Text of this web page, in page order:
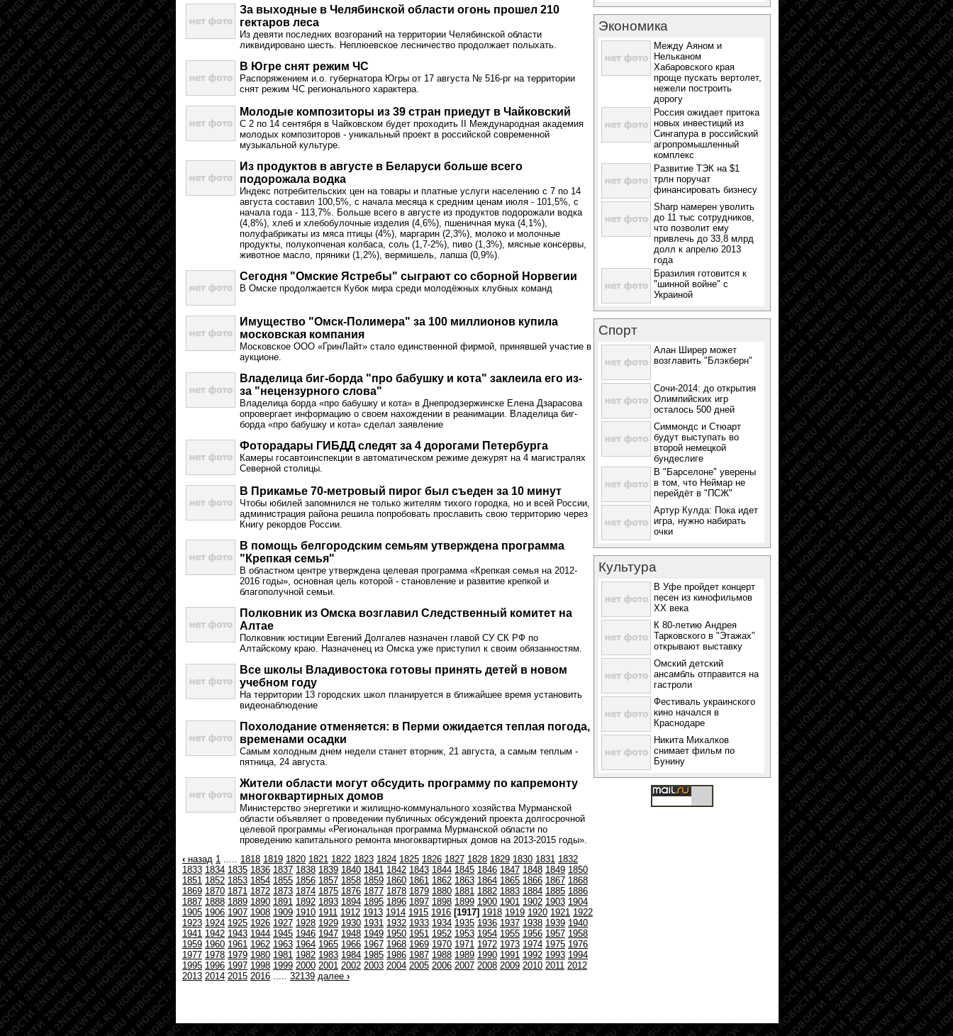
За выходные в Челябинской области огонь прошел 210
гектаров леса
Из девяти последних возгораний на территории Челябинской области
ликвидировано шесть. Неплюевское лесничество продолжает полыхать.
В Югре снят режим ЧС
Распоряжением и.о. губернатора Югры от 17 августа № 516-рг на территории
снят режим ЧС регионального характера.
Молодые композиторы из 39 стран приедут в Чайковский
С 2 по 14 сентября в Чайковском будет проходить II Международная академия
молодых композиторов - уникальный проект в российской современной
музыкальной культуре.
Из продуктов в августе в Беларуси больше всего
подорожала водка
Индекс потребительских цен на товары и платные услуги населению с 7 по 14
августа составил 100,5%, с начала месяца к средним ценам июля - 101,5%, с
начала года - 113,7%. Больше всего в августе из продуктов подорожали водка
(4,8%), хлеб и хлебобулочные изделия (4,6%), пшеничная мука (4,1%),
полуфабрикаты из мяса птицы (4%), маргарин (2,3%), молоко и молочные
продукты, полукопченая колбаса, соль (1,7-2%), пиво (1,3%), мясные консервы,
животное масло, пряники (1,2%), вермишель, лапша (0,9%).
Сегодня "Омские Ястребы" сыграют со сборной Норвегии
В Омске продолжается Кубок мира среди молодёжных клубных команд
Имущество "Омск-Полимера" за 100 миллионов купила
московская компания
Московское ООО «ГринЛайт» стало единственной фирмой, принявшей участие в
аукционе.
Владелица биг-борда "про бабушку и кота" заклеила его из-
за "нецензурного слова"
Владелица борда «про бабушку и кота» в Днепродзержинске Елена Дзарасова
опровергает информацию о своем нахождении в реанимации. Владелица биг-
борда «про бабушку и кота» сделал заявление
Фоторадары ГИБДД следят за 4 дорогами Петербурга
Камеры госавтоинспекции в автоматическом режиме дежурят на 4 магистралях
Северной столицы.
В Прикамье 70-метровый пирог был съеден за 10 минут
Чтобы юбилей запомнился не только жителям тихого городка, но и всей России,
администрация района решила попробовать прославить свою территорию через
Книгу рекордов России.
В помощь белгородским семьям утверждена программа
"Крепкая семья"
В областном центре утверждена целевая программа «Крепкая семья на 2012-
2016 годы», основная цель которой - становление и развитие крепкой и
благополучной семьи.
Полковник из Омска возглавил Следственный комитет на
Алтае
Полковник юстиции Евгений Долгалев назначен главой СУ СК РФ по
Алтайскому краю. Назначенец из Омска уже приступил к своим обязанностям.
Все школы Владивостока готовы принять детей в новом
учебном году
На территории 13 городских школ планируется в ближайшее время установить
видеонаблюдение
Похолодание отменяется: в Перми ожидается теплая погода,
временами осадки
Самым холодным днем недели станет вторник, 21 августа, а самым теплым -
пятница, 24 августа.
Жители области могут обсудить программу по капремонту
многоквартирных домов
Министерство энергетики и жилищно-коммунального хозяйства Мурманской
области объявляет о проведении публичных обсуждений проекта долгосрочной
целевой программы «Региональная программа Мурманской области по
проведению капитального ремонта многоквартирных домов на 2013-2015 годы».
‹ назад 1 ..... 1818 1819 1820 1821 1822 1823 1824 1825 1826 1827 1828 1829 1830 1831 1832
1833 1834 1835 1836 1837 1838 1839 1840 1841 1842 1843 1844 1845 1846 1847 1848 1849 1850
1851 1852 1853 1854 1855 1856 1857 1858 1859 1860 1861 1862 1863 1864 1865 1866 1867 1868
1869 1870 1871 1872 1873 1874 1875 1876 1877 1878 1879 1880 1881 1882 1883 1884 1885 1886
1887 1888 1889 1890 1891 1892 1893 1894 1895 1896 1897 1898 1899 1900 1901 1902 1903 1904
1905 1906 1907 1908 1909 1910 1911 1912 1913 1914 1915 1916 [1917] 1918 1919 1920 1921 1922
1923 1924 1925 1926 1927 1928 1929 1930 1931 1932 1933 1934 1935 1936 1937 1938 1939 1940
1941 1942 1943 1944 1945 1946 1947 1948 1949 1950 1951 1952 1953 1954 1955 1956 1957 1958
1959 1960 1961 1962 1963 1964 1965 1966 1967 1968 1969 1970 1971 1972 1973 1974 1975 1976
1977 1978 1979 1980 1981 1982 1983 1984 1985 1986 1987 1988 1989 1990 1991 1992 1993 1994
1995 1996 1997 1998 1999 2000 2001 2002 2003 2004 2005 2006 2007 2008 2009 2010 2011 2012
2013 2014 2015 2016 ..... 32139 далее ›
Экономика
Между Аяном и
Нельканом
Хабаровского края
проще пускать вертолет,
нежели построить
дорогу
Россия ожидает притока
новых инвестиций из
Сингапура в российский
агропромышленный
комплекс
Развитие ТЭК на $1
трлн поручат
финансировать бизнесу
Sharp намерен уволить
до 11 тыс сотрудников,
что позволит ему
привлечь до 33,8 млрд
долл к апрелю 2013
года
Бразилия готовится к
"шинной войне" с
Украиной
Спорт
Алан Ширер может
возглавить "Блэкберн"
Сочи-2014: до открытия
Олимпийских игр
осталось 500 дней
Симмондс и Стюарт
будут выступать во
второй немецкой
бундеслиге
В "Барселоне" уверены
в том, что Неймар не
перейдёт в "ПСЖ"
Артур Кулда: Пока идет
игра, нужно набирать
очки
Культура
В Уфе пройдет концерт
песен из кинофильмов
ХХ века
К 80-летию Андрея
Тарковского в "Этажах"
открывают выставку
Омский детский
ансамбль отправится на
гастроли
Фестиваль украинского
кино начался в
Краснодаре
Никита Михалков
снимает фильм по
Бунину